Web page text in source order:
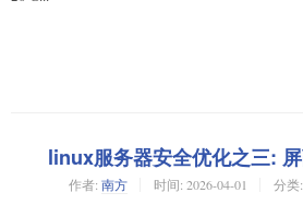
linux服务器安全优化之三:
作者: 南方 时间: 2026-04-01 分类: